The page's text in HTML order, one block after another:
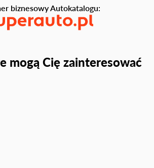
mogą Cię zainteresować
biznesowy Autokatalogu: